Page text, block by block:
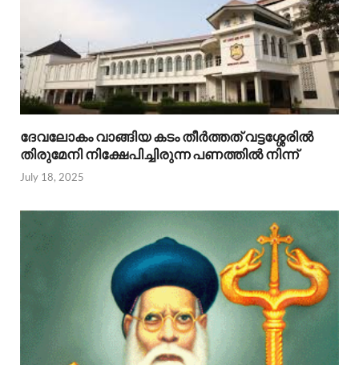
ദേവലോകം വാങ്ങിയ കടം തീര്‍ത്തത് വട്ടശ്ശേരില്‍
തിരുമേനി നിക്ഷേപിച്ചിരുന്ന പണത്തില്‍ നിന്ന്
July 18, 2025